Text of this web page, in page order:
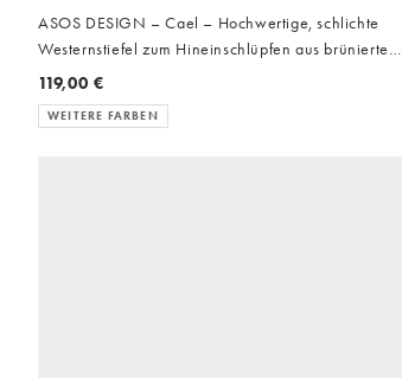
ASOS DESIGN – Cael – Hochwertige, schlichte
Westernstiefel zum Hineinschlüpfen aus brüniertem
Leder in Braun
119,00 €
WEITERE FARBEN